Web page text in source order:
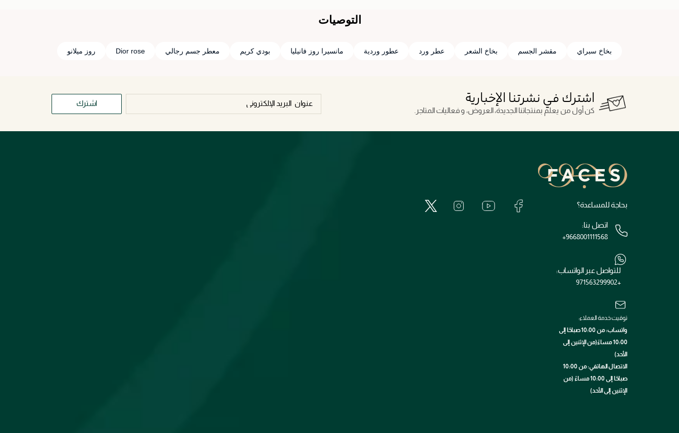
التوصيات
بخاخ سبراي مقشر الجسم بخاخ الشعر عطر ورد عطور وردية مانسيرا روز فانيليا بودي كريم معطر جسم رجالي Dior rose روز ميلانو
اشترك في نشرتنا الإخبارية
كن أول من يعلم بمنتجاتنا الجديدة، العروض، و فعاليات المتاجر.
اشترك
بحاجة للمساعدة؟
اتصل بنا:
+9668001111568
للتواصل عبر الواتساب:
+971563299902
توقيت خدمة العملاء:
واتساب: من 10:00 صباحًا إلى
10:00 مساءً(من الإثنين إلى
الأحد)
الاتصال الهاتفي: من 10:00
صباحًا إلى 10:00 مساءً (من
الإثنين إلى الأحد)